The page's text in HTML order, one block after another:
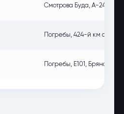
Смотрова Буда, А-240,
Погребы, 424-й км
Погребы, E101, Брянская